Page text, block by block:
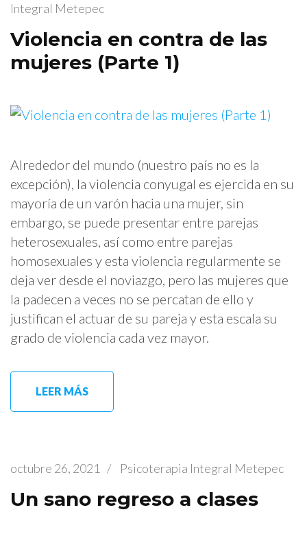
Integral Metepec
Violencia en contra de las
mujeres (Parte 1)
Alrededor del mundo (nuestro país no es la
excepción), la violencia conyugal es ejercida en su
mayoría de un varón hacia una mujer, sin
embargo, se puede presentar entre parejas
heterosexuales, así como entre parejas
homosexuales y esta violencia regularmente se
deja ver desde el noviazgo, pero las mujeres que
la padecen a veces no se percatan de ello y
justifican el actuar de su pareja y esta escala su
grado de violencia cada vez mayor.
LEER MÁS
octubre 26, 2021 / Psicoterapia Integral Metepec
Un sano regreso a clases